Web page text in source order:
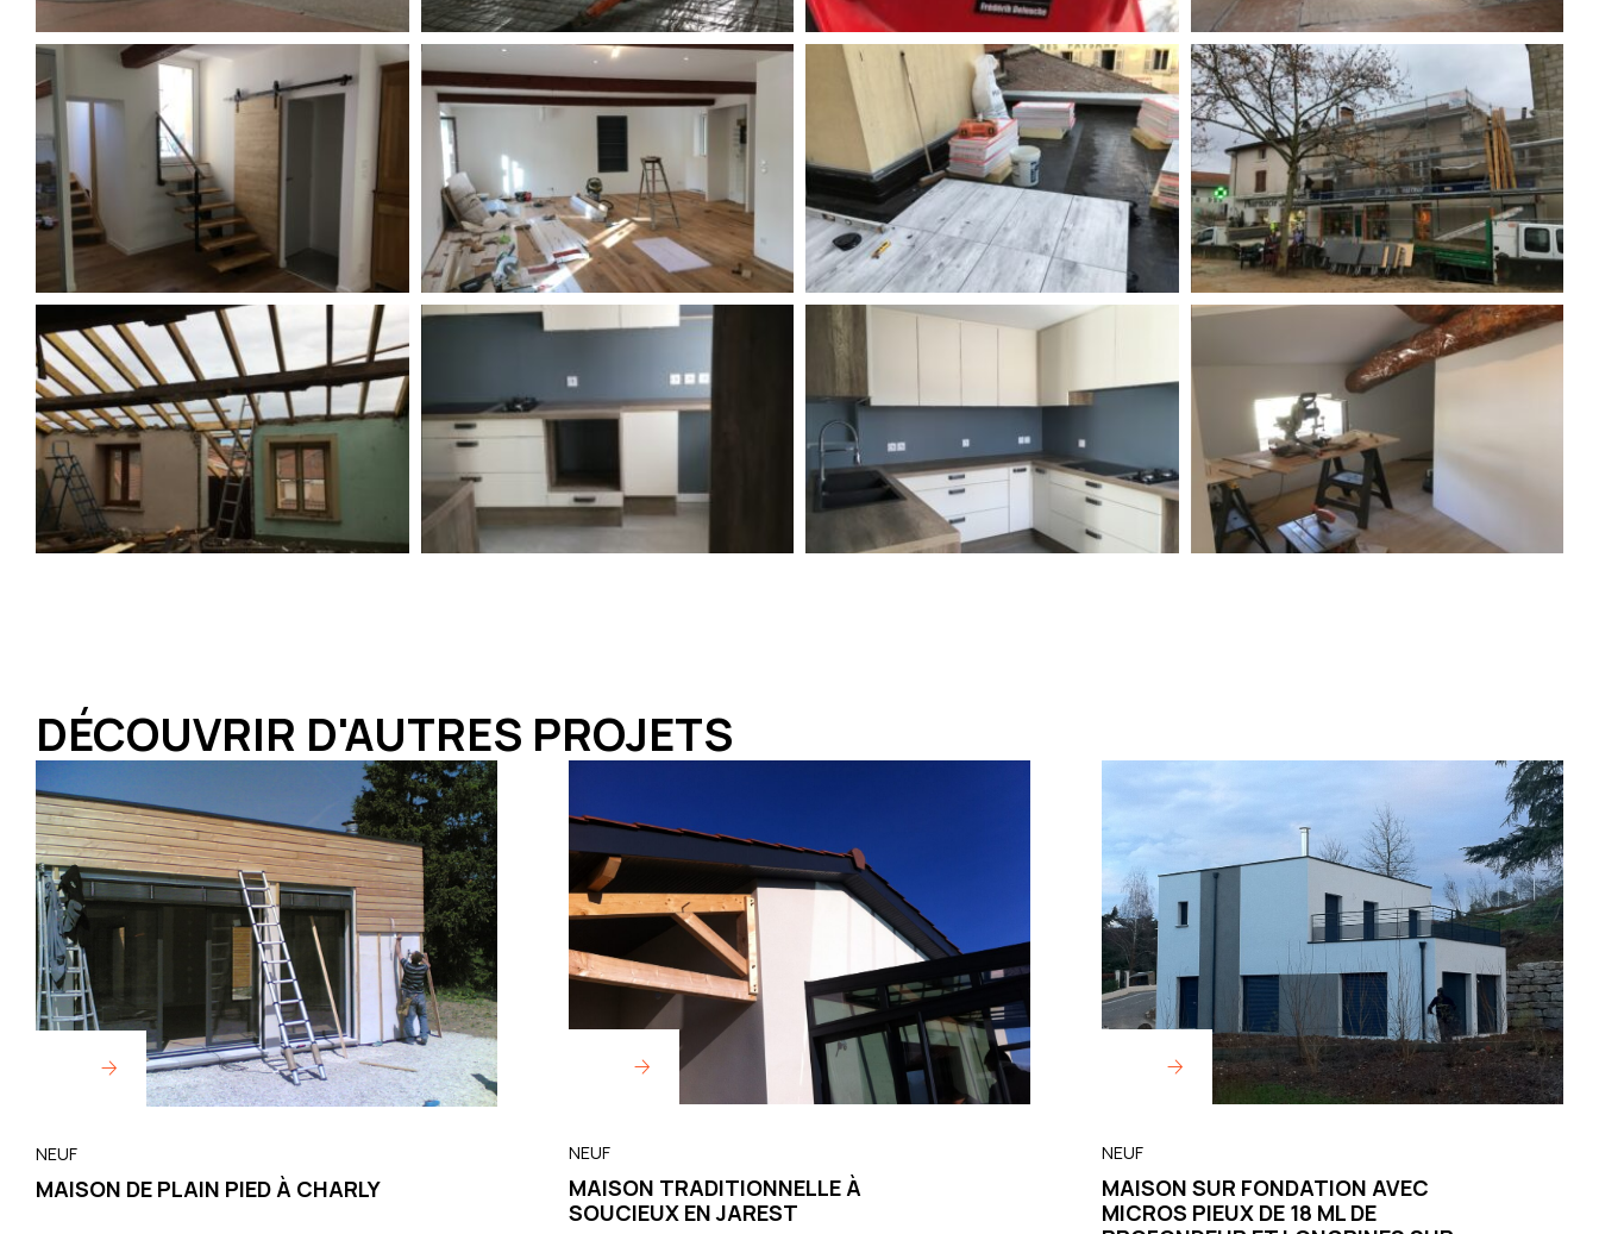
DÉCOUVRIR D'AUTRES PROJETS
NEUF
MAISON DE PLAIN PIED À CHARLY
NEUF
MAISON TRADITIONNELLE À
SOUCIEUX EN JAREST
NEUF
MAISON SUR FONDATION AVEC
MICROS PIEUX DE 18 ML DE